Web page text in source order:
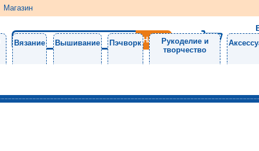
Магазин
Вязание Вышивание Пэчворк
Рукоделие и
творчество